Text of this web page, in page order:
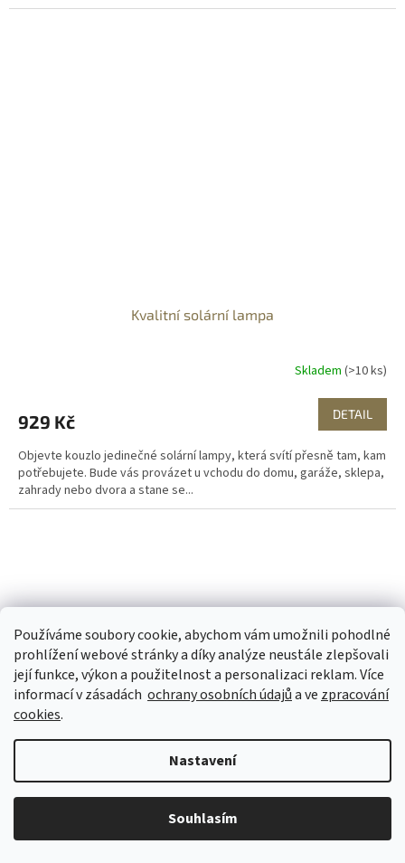
Používáme soubory cookie, abychom vám umožnili pohodlné
prohlížení webové stránky a díky analýze neustále zlepšovali
její funkce, výkon a použitelnost a personalizaci reklam. Více
informací v zásadách ochrany osobních údajůa ve zpracování
cookies.
Nastavení
Souhlasím
Kvalitní solární lampa
Skladem (>10 ks)
929 Kč DETAIL
Objevte kouzlo jedinečné solární lampy, která svítí přesně tam, kam
potřebujete. Bude vás provázet u vchodu do domu, garáže, sklepa,
zahrady nebo dvora a stane se...
Dekorativní solární girlanda